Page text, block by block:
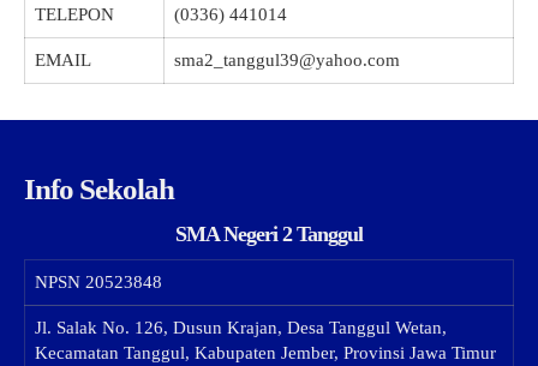
TELEPON (0336) 441014
EMAIL sma2_tanggul39@yahoo.com
Info Sekolah
SMA Negeri 2 Tanggul
NPSN 20523848
Jl. Salak No. 126, Dusun Krajan, Desa Tanggul Wetan,
Kecamatan Tanggul, Kabupaten Jember, Provinsi Jawa Timur